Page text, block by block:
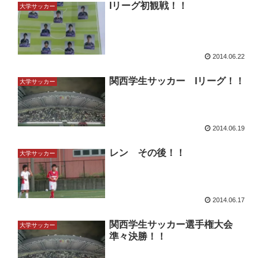
大学サッカー Iリーグ初観戦！！
2014.06.22
大学サッカー 関西学生サッカー Iリーグ！！
2014.06.19
大学サッカー レン その後！！
2014.06.17
大学サッカー
関西学生サッカー選手権大会
準々決勝！！